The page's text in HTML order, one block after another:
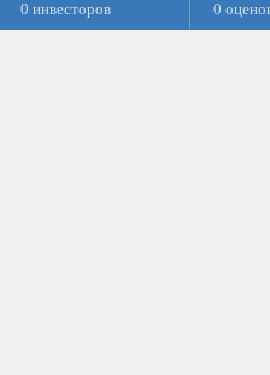
0 инвесторов
0